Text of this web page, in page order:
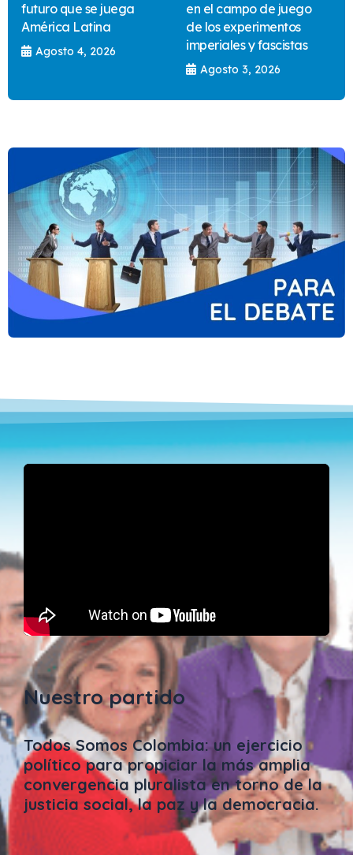
futuro que se juega
América Latina
Agosto 4, 2026
en el campo de juego
de los experimentos
imperiales y fascistas
Agosto 3, 2026
Nuestro partido
Todos Somos Colombia: un ejercicio
político para propiciar la más amplia
convergencia pluralista en torno de la
justicia social, la paz y la democracia.